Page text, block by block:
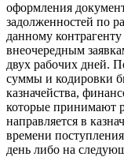
оформления
задолженностей по
данному
внеочередным
двух рабочих дней.
суммы и кодировки
казначейства,
которые принимают
направляется в
времени
день либо на